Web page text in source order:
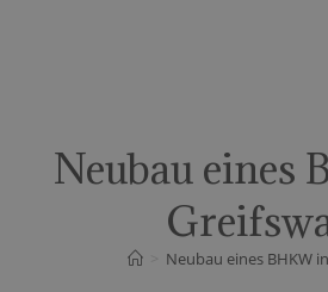
Neubau eines
Neubau eines BHKW